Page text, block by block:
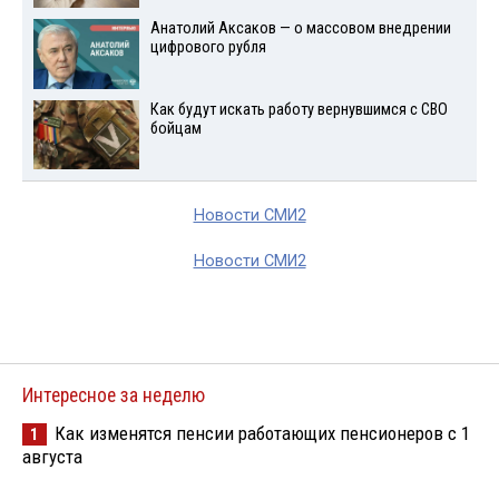
Анатолий Аксаков — о массовом внедрении
цифрового рубля
Как будут искать работу вернувшимся с СВО
бойцам
Новости СМИ2
Новости СМИ2
Интересное за неделю
1
Как изменятся пенсии работающих пенсионеров с 1
августа